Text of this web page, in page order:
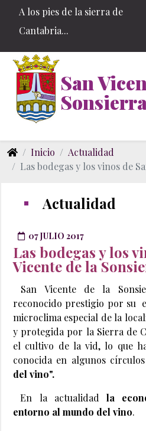
A los pies de la sierra de
Cantabria...
San
Inicio
Actualidad
Las bodegas y los vinos de
Actualidad
07 JULIO 2017
Las bodegas y los
Vicente de la
San Vicente de la
reconocido prestigio por su
microclima especial de la
y protegida por la Sierra de
el cultivo de la vid, lo que
conocida en algunos
del vino".
En la actualidadla
entorno al mundo del vino.